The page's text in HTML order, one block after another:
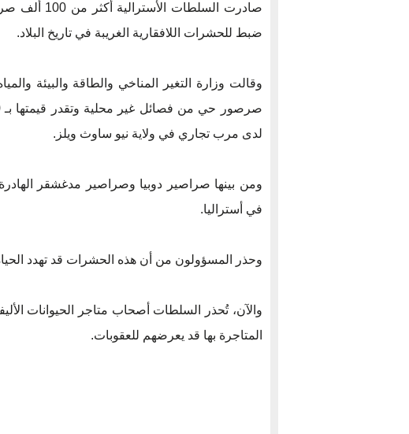
صادرت
ضبط للحشرات اللافقارية الغريبة في تاريخ البلاد.
لدى مرب تجاري في ولاية نيو ساوث ويلز.
ومن بينها صراصير دوبيا وصراصير مدغشقر الهادرة،
في أستراليا.
وحذر المسؤولون من أن هذه الحشرات قد تهدد
والآن، تُحذر السلطات أصحاب متاجر الحيوانات
المتاجرة بها قد يعرضهم للعقوبات.